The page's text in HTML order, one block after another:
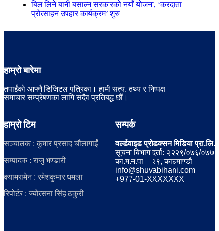
बिल लिने बानी बसाल्न सरकारको नयाँ योजना, ‘करदाता
प्रोत्साहन उपहार कार्यक्रम’ शुरु
हाम्रो बारेमा
तपाईंको आफ्नै डिजिटल पत्रिका। हामी सत्य, तथ्य र निष्पक्ष
समाचार सम्प्रेषणका लागि सदैव प्रतिबद्ध छौं।
हाम्रो टिम
सञ्चालक : कुमार प्रसाद चौंलागाईं
सम्पादक : राजु भण्डारी
क्यामरामेन : रमेशकुमार धमला
रिपोर्टर : ज्योत्सना सिंह ठकुरी
सम्पर्क
वर्ल्डवाइड प्रोडक्सन मिडिया प्रा.लि.
सूचना बिभाग दर्ता: २२२९/०७६/०७७
का.म.न.पा – २९, काठमाण्डौ
info@shuvabihani.com
+977-01-XXXXXXX